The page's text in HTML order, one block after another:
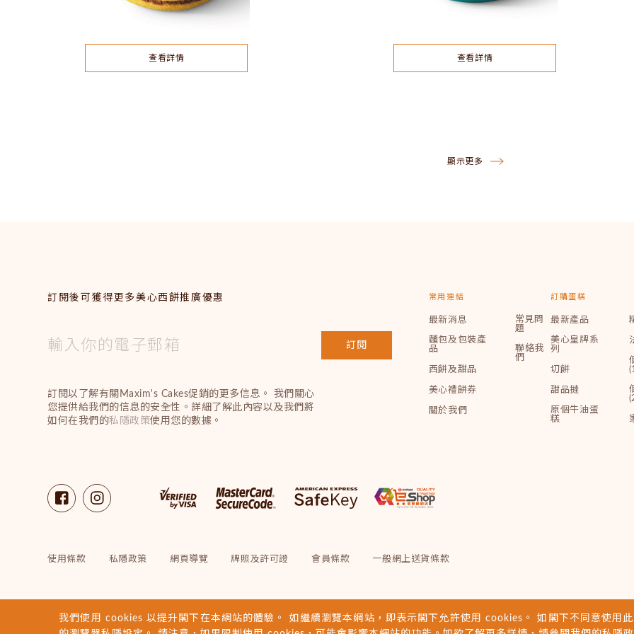
查看詳情 查看詳情
顯示更多
訂閱後可獲得更多美心西餅推廣優惠
訂閱
訂閱以了解有關Maxim's Cakes促銷的更多信息。 我們關心
您提供給我們的信息的安全性。詳細了解此內容以及我們將
如何在我們的私隱政策使用您的數據。
常用連結
最新消息
麵包及包裝產
品
西餅及甜品
美心禮餅券
關於我們
常見問
題
聯絡我
們
訂購蛋糕
最新產品
美心皇牌系
列
切餅
甜品撻
原個牛油蛋
糕
使用條款 私隱政策 網頁導覽 牌照及許可證 會員條款 一般網上送貨條款
我們使用 cookies 以提升閣下在本網站的體驗。 如繼續瀏覽本網站，即表示閣下允許使用 cookies。 如閣下不同意使用